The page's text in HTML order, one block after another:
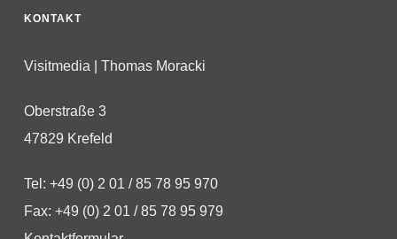
KONTAKT
Visitmedia | Thomas Moracki
Oberstraße 3
47829 Krefeld
Tel: +49 (0) 2 01 / 85 78 95 970
Fax: +49 (0) 2 01 / 85 78 95 979